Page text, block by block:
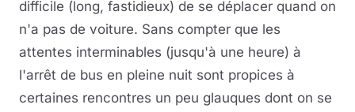
difficile (long, fastidieux) de se déplacer quand on
n'a pas de voiture. Sans compter que les
attentes interminables (jusqu'à une heure) à
l'arrêt de bus en pleine nuit sont propices à
certaines rencontres un peu glauques dont on se